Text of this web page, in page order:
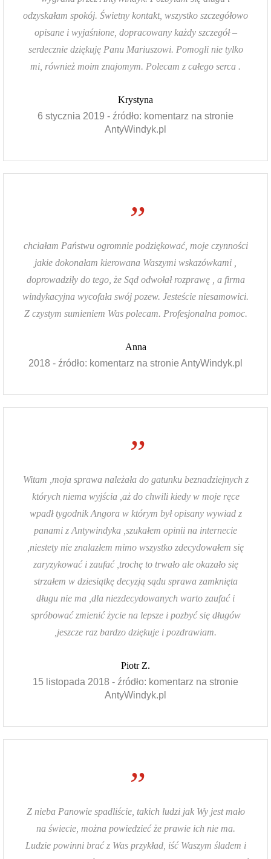
odzyskałam spokój. Świetny kontakt, wszystko szczegółowo
opisane i wyjaśnione, dopracowany każdy szczegół –
serdecznie dziękuję Panu Mariuszowi. Pomogli nie tylko
mi, również moim znajomym. Polecam z całego serca .
Krystyna
6 stycznia 2019 - źródło: komentarz na stronie
AntyWindyk.pl
”
chciałam Państwu ogromnie podziękować, moje czynności
jakie dokonałam kierowana Waszymi wskazówkami ,
doprowadziły do tego, że Sąd odwołał rozprawę , a firma
windykacyjna wycofała swój pozew. Jesteście niesamowici.
Z czystym sumieniem Was polecam. Profesjonalna pomoc.
Anna
2018 - źródło: komentarz na stronie AntyWindyk.pl
”
Witam ,moja sprawa należała do gatunku beznadziejnych z
których niema wyjścia ,aż do chwili kiedy w moje ręce
wpadł tygodnik Angora w którym był opisany wywiad z
panami z Antywindyka ,szukałem opinii na internecie
,niestety nie znalazłem mimo wszystko zdecydowałem się
zaryzykować i zaufać ,trochę to trwało ale okazało się
strzałem w dziesiątkę decyzją sądu sprawa zamknięta
długu nie ma ,dla niezdecydowanych warto zaufać i
spróbować zmienić życie na lepsze i pozbyć się długów
,jeszcze raz bardzo dziękuje i pozdrawiam.
Piotr Z.
15 listopada 2018 - źródło: komentarz na stronie
AntyWindyk.pl
”
Z nieba Panowie spadliście, takich ludzi jak Wy jest mało
na świecie, można powiedzieć że prawie ich nie ma.
Ludzie powinni brać z Was przykład, iść Waszym śladem i